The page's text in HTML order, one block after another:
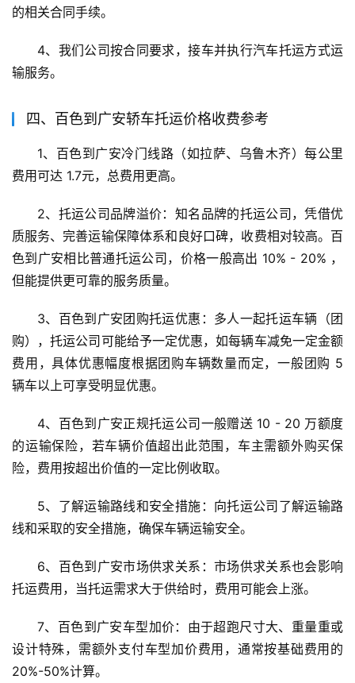
的相关合同手续。
4、我们公司按合同要求，接车并执行汽车托运方式运
输服务。
四、百色到广安轿车托运价格收费参考
1、百色到广安冷门线路（如拉萨、乌鲁木齐）每公里
费用可达 1.7元，总费用更高。
2、托运公司品牌溢价：知名品牌的托运公司，凭借优
质服务、完善运输保障体系和良好口碑，收费相对较高。百
色到广安相比普通托运公司，价格一般高出 10% - 20% ，
但能提供更可靠的服务质量。
3、百色到广安团购托运优惠：多人一起托运车辆（团
购），托运公司可能给予一定优惠，如每辆车减免一定金额
费用，具体优惠幅度根据团购车辆数量而定，一般团购 5
辆车以上可享受明显优惠。
4、百色到广安正规托运公司一般赠送 10 - 20 万额度
的运输保险，若车辆价值超出此范围，车主需额外购买保
险，费用按超出价值的一定比例收取。
5、了解运输路线和安全措施：向托运公司了解运输路
线和采取的安全措施，确保车辆运输安全。
6、百色到广安市场供求关系：市场供求关系也会影响
托运费用，当托运需求大于供给时，费用可能会上涨。
7、百色到广安车型加价：由于超跑尺寸大、重量重或
设计特殊，需额外支付车型加价费用，通常按基础费用的
20%-50%计算。